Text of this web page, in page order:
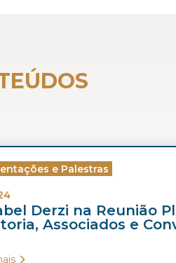
e Palestras
Derzi na Reunião
Associados e